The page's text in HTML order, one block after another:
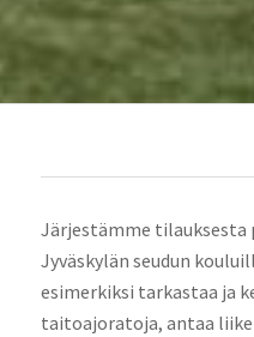
Järjestämme
Jyväskylän seudun
esimerkiksi tarkastaa ja
taitoajoratoja, antaa